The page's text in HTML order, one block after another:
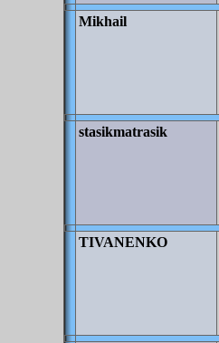
Mikhail
stasikmatrasik
TIVANENKO